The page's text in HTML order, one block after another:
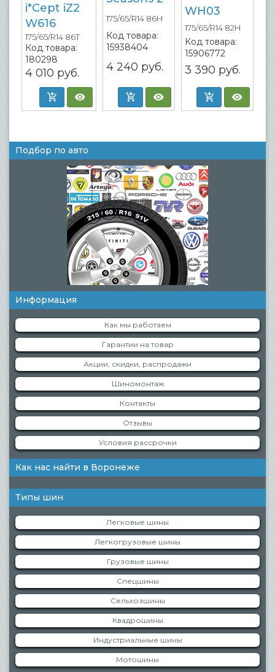
i*Cept iZ2
W616
175/65/R14 86T
Код товара:
180298
4 010 руб.
175/65/R14 86H
Код товара:
15938404
4 240 руб.
WH03
175/65/R14 82H
Код товара:
15906772
3 390 руб.
Подбор по авто
Информация
Как мы работаем
Гарантии на товар
Акции, скидки, распродажи
Шиномонтаж
Контакты
Отзывы
Условия рассрочки
Как нас найти в Воронеже
Типы шин
Легковые шины
Легкогрузовые шины
Грузовые шины
Спецшины
Сельхозшины
Квадрошины
Индустриальные шины
Мотошины